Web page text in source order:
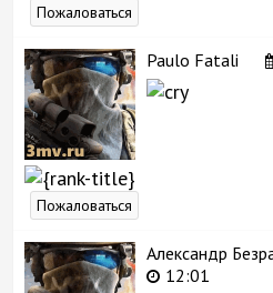
Пожаловаться
Paulo Fatali
Пожаловаться
Александр
12:01